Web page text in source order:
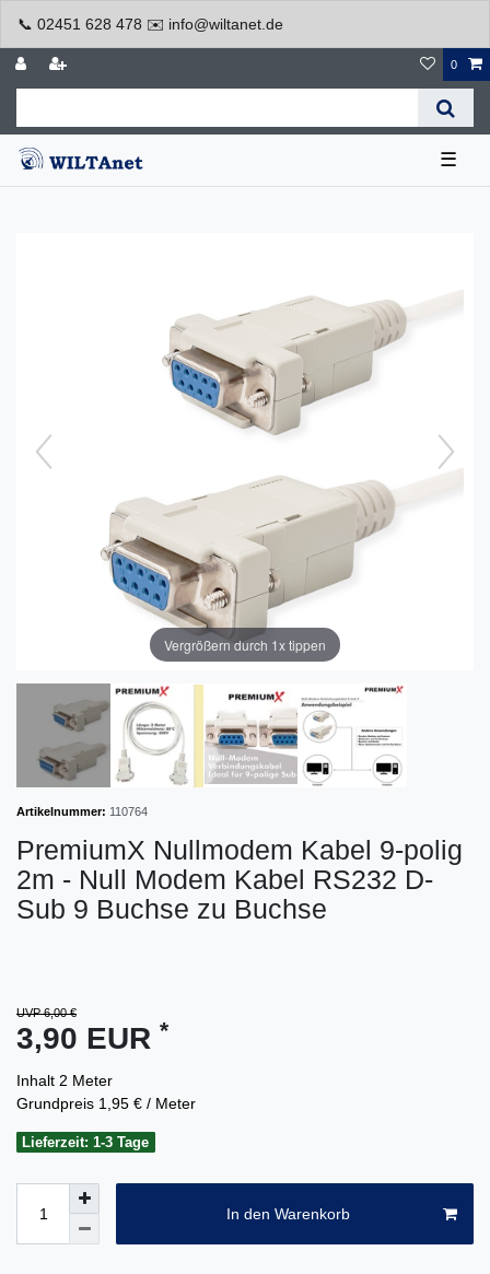
📞 02451 628 478 ✉️ info@wiltanet.de
0
☰
Vergrößern durch 1x tippen
Artikelnummer: 110764
PremiumX Nullmodem Kabel 9-polig
2m - Null Modem Kabel RS232 D-
Sub 9 Buchse zu Buchse
UVP 6,00 €
3,90 EUR *
Inhalt 2 Meter
Grundpreis 1,95 € / Meter
Lieferzeit: 1-3 Tage
In den Warenkorb